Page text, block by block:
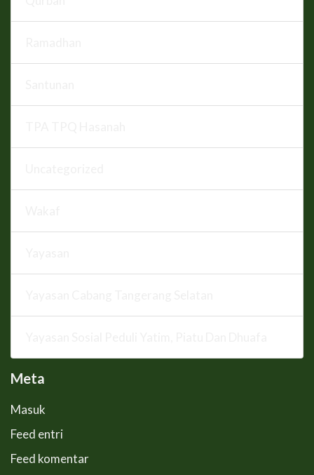
Meta
Masuk
Feed entri
Feed komentar